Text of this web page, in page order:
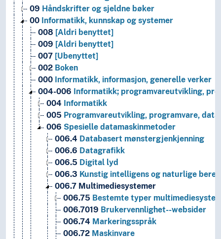
09 Håndskrifter og sjeldne bøker
00 Informatikk, kunnskap og systemer
008 [Aldri benyttet]
009 [Aldri benyttet]
007 [Ubenyttet]
002 Boken
000 Informatikk, informasjon, generelle verker
004-006 Informatikk; programvareutvikling,
004 Informatikk
005 Programvareutvikling, programvare,
006 Spesielle datamaskinmetoder
006.4 Databasert mønstergjenkjenning
006.6 Datagrafikk
006.5 Digital lyd
006.3 Kunstig intelligens og naturlige
006.7 Multimediesystemer
006.75 Bestemte typer
006.7019 Brukervennlighet--websider
006.74 Markeringsspråk
006.72 Maskinvare